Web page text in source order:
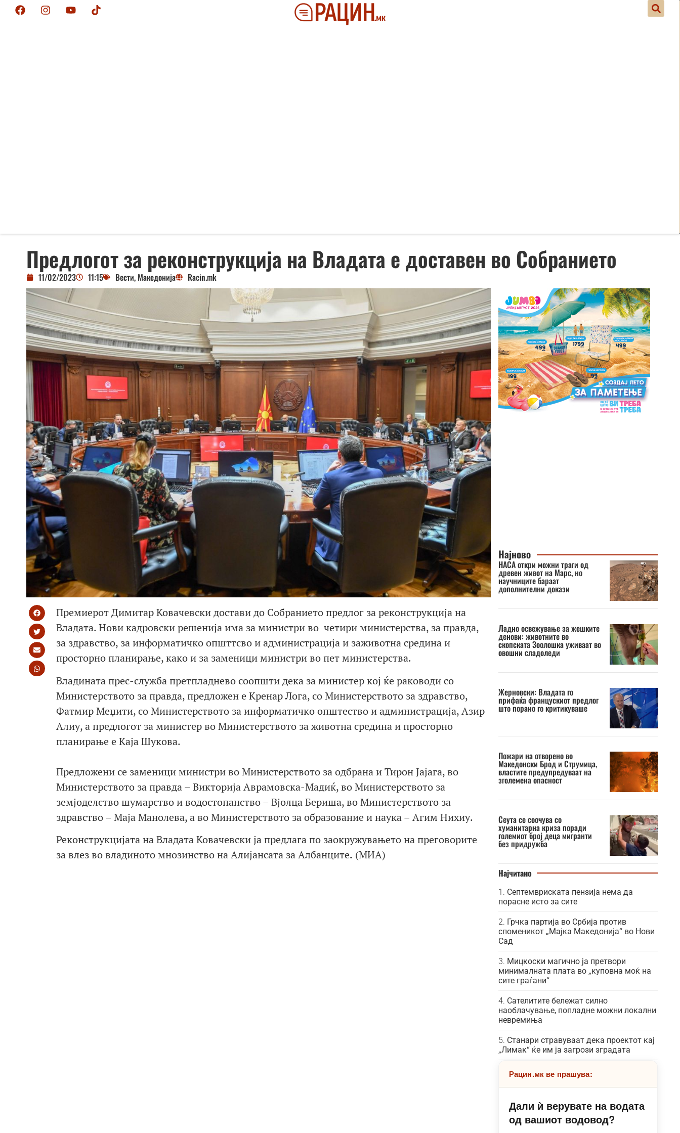
Предлогот за реконструкција на Владата е доставен во Собранието
11/02/2023 11:15 Вести, Македонија Racin.mk
Премиерот Димитар Ковачевски достави до Собранието предлог за реконструкција на
Владата. Нови кадровски решенија има за министри во четири министерства, за правда,
за здравство, за информатичко општтсво и администрација и заживотна средина и
просторно планирање, како и за заменици министри во пет министерства.
Владината прес-служба претпладнево соопшти дека за министер кој ќе раководи со
Министерството за правда, предложен е Кренар Лога, со Министерството за здравство,
Фатмир Меџити, со Министерството за информатичко општество и администрација, Азир
Алиу, а предлогот за министер во Министерството за животна средина и просторно
планирање е Каја Шукова.
Предложени се заменици министри во Министерството за одбрана и Тирон Јајага, во
Министерството за правда – Викторија Аврамовска-Мадиќ, во Министерството за
земјоделство шумарство и водостопанство – Вјолца Бериша, во Министерството за
здравство – Маја Манолева, а во Министерството за образование и наука – Агим Нихиу.
Реконструкцијата на Владата Ковачевски ја предлага по заокружувањето на преговорите
за влез во владиното мнозинство на Алијансата за Албанците. (МИА)
Најново
НАСА откри можни траги од
древен живот на Марс, но
научниците бараат
дополнителни докази
Ладно освежување за жешките
денови: животните во
скопската Зоолошка уживаат во
овошни сладоледи
Жерновски: Владата го
прифаќа францускиот предлог
што порано го критикуваше
Пожари на отворено во
Македонски Брод и Струмица,
властите предупредуваат на
зголемена опасност
Сеута се соочува со
хуманитарна криза поради
големиот број деца мигранти
без придружба
Најчитано
Септемвриската пензија нема да
порасне исто за сите
Грчка партија во Србија против
споменикот „Мајка Македонија“ во Нови
Сад
Мицкоски магично ја претвори
минималната плата во „куповна моќ на
сите граѓани“
Сателитите бележат силно
наоблачување, попладне можни локални
невремиња
Станари стравуваат дека проектот кај
„Лимак“ ќе им ја загрози зградата
Рацин.мк ве прашува:
Дали ѝ верувате на водата
од вашиот водовод?